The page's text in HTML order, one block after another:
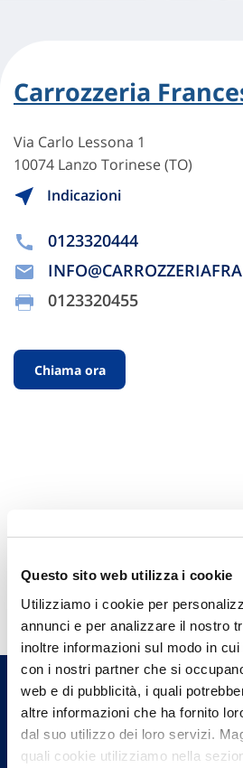
Questo sito web utilizza i cookie
Utilizziamo i cookie per
annunci e per analizzare il nostro
inoltre informazioni sul modo in
con i nostri partner che si
web e di pubblicità, i quali
altre informazioni che ha fornito
dal suo utilizzo dei loro servizi.
quali cookie utilizziamo nella
Carrozzeria
Via Carlo Lessona 1
10074 Lanzo Torinese (TO)
Indicazioni
0123320444
0123320455
Chiama ora
Hai bisogno di
informazioni?
Trova l'Agenzia più vicina
un nostro Agente.
Contattaci